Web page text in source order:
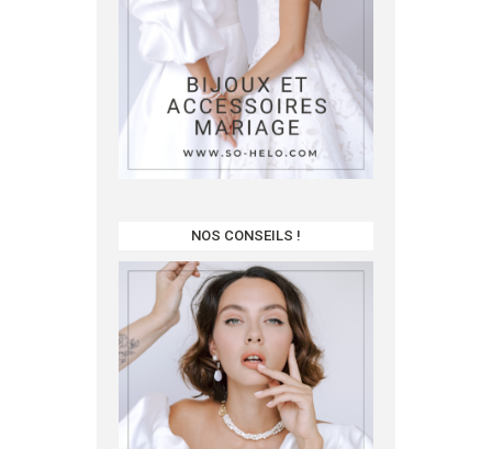
NOS CONSEILS !